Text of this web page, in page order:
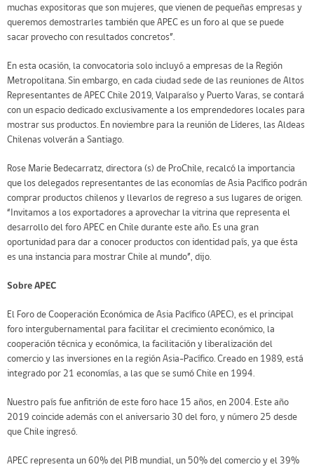
muchas expositoras que son mujeres, que vienen de pequeñas empresas y
queremos demostrarles también que APEC es un foro al que se puede
sacar provecho con resultados concretos”.
En esta ocasión, la convocatoria solo incluyó a empresas de la Región
Metropolitana. Sin embargo, en cada ciudad sede de las reuniones de Altos
Representantes de APEC Chile 2019, Valparaíso y Puerto Varas, se contará
con un espacio dedicado exclusivamente a los emprendedores locales para
mostrar sus productos. En noviembre para la reunión de Líderes, las Aldeas
Chilenas volverán a Santiago.
Rose Marie Bedecarratz, directora (s) de ProChile, recalcó la importancia
que los delegados representantes de las economías de Asia Pacífico podrán
comprar productos chilenos y llevarlos de regreso a sus lugares de origen.
“Invitamos a los exportadores a aprovechar la vitrina que representa el
desarrollo del foro APEC en Chile durante este año. Es una gran
oportunidad para dar a conocer productos con identidad país, ya que ésta
es una instancia para mostrar Chile al mundo”, dijo.
Sobre APEC
El Foro de Cooperación Económica de Asia Pacífico (APEC), es el principal
foro intergubernamental para facilitar el crecimiento económico, la
cooperación técnica y económica, la facilitación y liberalización del
comercio y las inversiones en la región Asia-Pacífico. Creado en 1989, está
integrado por 21 economías, a las que se sumó Chile en 1994.
Nuestro país fue anfitrión de este foro hace 15 años, en 2004. Este año
2019 coincide además con el aniversario 30 del foro, y número 25 desde
que Chile ingresó.
APEC representa un 60% del PIB mundial, un 50% del comercio y el 39%